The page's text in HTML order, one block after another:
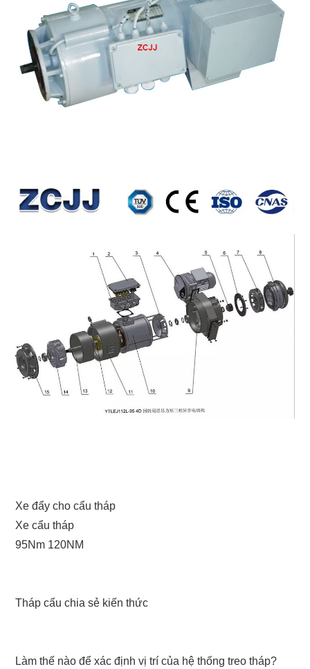
Xe đẩy cho cẩu tháp
Xe cẩu tháp
95Nm 120NM
Tháp cẩu chia sẻ kiến thức
Làm thế nào để xác định vị trí của hệ thống treo tháp?